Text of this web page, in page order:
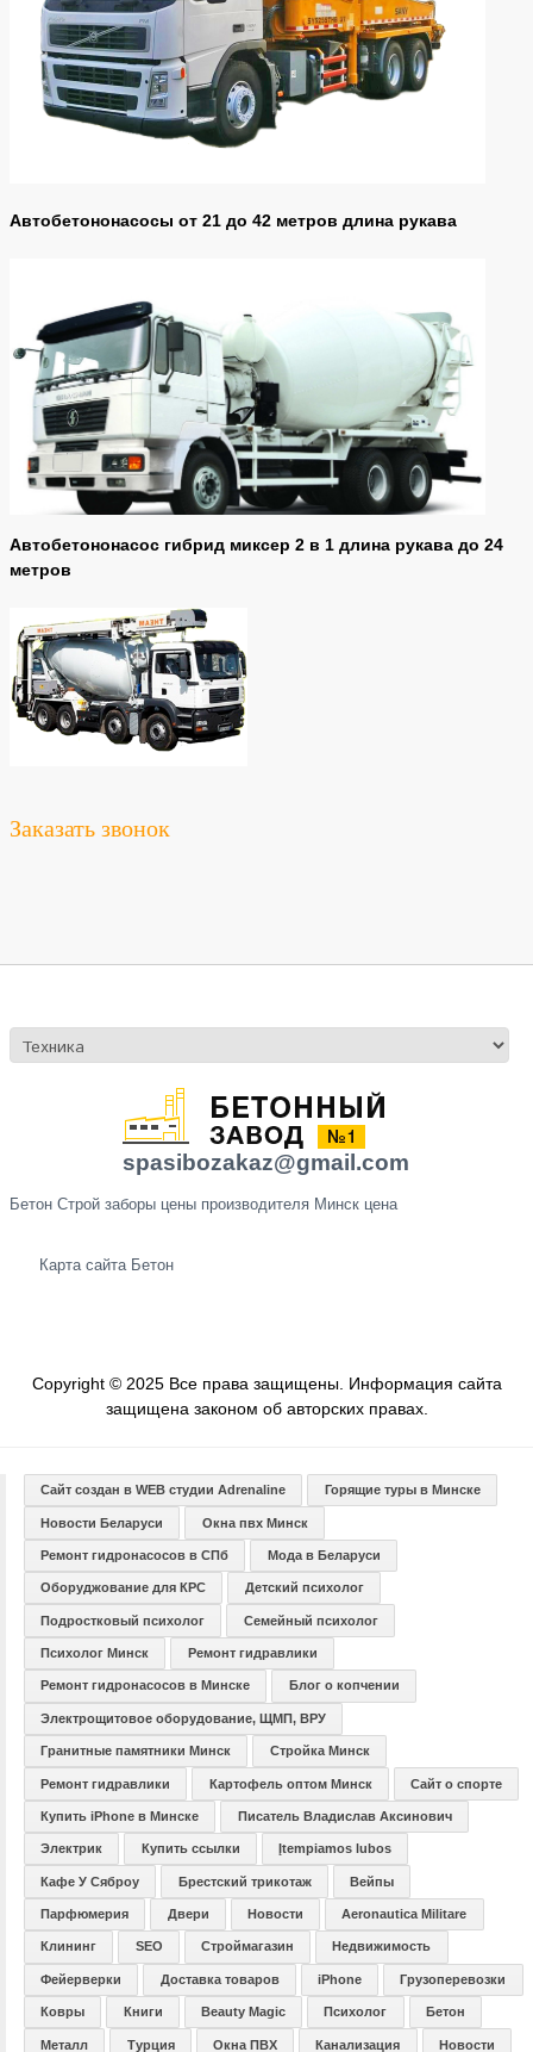
Автобетононасосы от 21 до 42 метров длина рукава
Автобетононасос гибрид миксер 2 в 1 длина рукава до 24
метров
Заказать звонок
spasibozakaz@gmail.com
Бетон Строй заборы цены производителя Минск цена
Карта сайта Бетон
Copyright © 2025 Все права защищены. Информация сайта
защищена законом об авторских правах.
Сайт создан в WEB студии Adrenaline Горящие туры в Минске
Новости Беларуси Окна пвх Минск
Ремонт гидронасосов в СПб Мода в Беларуси
Оборуджование для КРС Детский психолог
Подростковый психолог Семейный психолог
Психолог Минск Ремонт гидравлики
Ремонт гидронасосов в Минске Блог о копчении
Электрощитовое оборудование, ЩМП, ВРУ
Гранитные памятники Минск Стройка Минск
Ремонт гидравлики Картофель оптом Минск Сайт о спорте
Купить iPhone в Минске Писатель Владислав Аксинович
Электрик Купить ссылки Įtempiamos lubos
Кафе У Сяброу Брестский трикотаж Вейпы
Парфюмерия Двери Новости Aeronautica Militare
Клининг SEO Строймагазин Недвижимость
Фейерверки Доставка товаров iPhone Грузоперевозки
Ковры Книги Beauty Magic Психолог Бетон
Металл Турция Окна ПВХ Канализация Новости